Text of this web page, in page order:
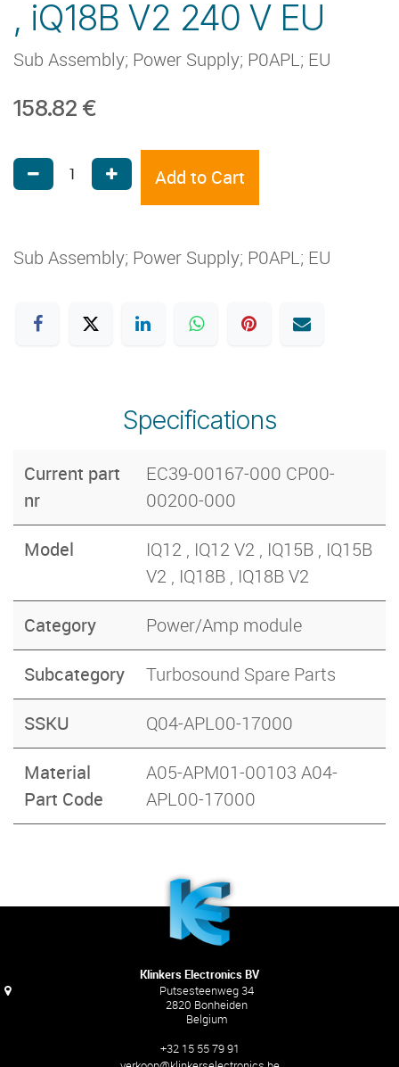
, iQ18B V2 240 V EU
Sub Assembly; Power Supply; P0APL; EU
158.82 €
Add to Cart
Sub Assembly; Power Supply; P0APL; EU
Specifications
Current part
nr
EC39-00167-000 CP00-
00200-000
Model
IQ12 , IQ12 V2 , IQ15B , IQ15B
V2 , IQ18B , IQ18B V2
Category Power/Amp module
Subcategory Turbosound Spare Parts
SSKU Q04-APL00-17000
Material
Part Code
A05-APM01-00103 A04-
APL00-17000
Klinkers Electronics BV
Putsesteenweg 34
2820 Bonheiden
Belgium
+32 15 55 79 91